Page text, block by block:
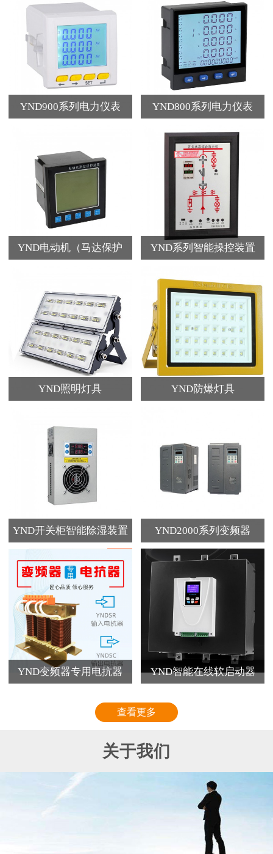
YND900系列电力仪表 YND800系列电力仪表
YND电动机（马达保护 YND系列智能操控装置
YND照明灯具 YND防爆灯具
YND开关柜智能除湿装置 YND2000系列变频器
YND变频器专用电抗器 YND智能在线软启动器
查看更多
关于我们